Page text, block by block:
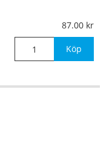
87.00
Köp